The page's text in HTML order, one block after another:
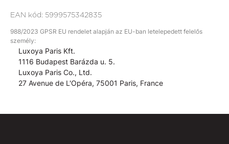
EAN kód: 5999575342835
988/2023 GPSR EU rendelet alapján az EU-ban letelepedett felelős
személy:
Luxoya Paris Kft.
1116 Budapest Barázda u. 5.
Luxoya Paris Co., Ltd.
27 Avenue de L'Opéra, 75001 Paris, France